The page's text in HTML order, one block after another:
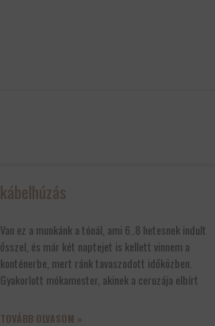
kábelhúzás
Van ez a munkánk a tónál, ami 6..8 hetesnek indult
ősszel, és már két naptejet is kellett vinnem a
konténerbe, mert ránk tavaszodott időközben.
Gyakorlott mókamester, akinek a ceruzája elbírt
TOVÁBB OLVASOM »